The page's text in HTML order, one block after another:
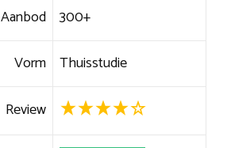
Aanbod 300+
Vorm Thuisstudie
Review